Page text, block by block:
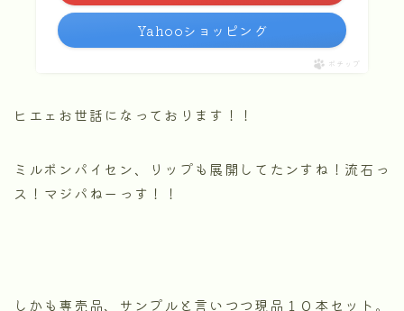
Yahooショッピング
ポチップ
ヒエェお世話になっております！！
ミルボンパイセン、リップも展開してたンすね！流石っ
ス！マジパねーっす！！
しかも専売品、サンプルと言いつつ現品１０本セット。